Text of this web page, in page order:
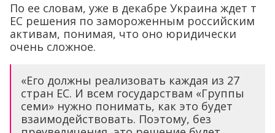
По ее словам, уже в декабре Украина ждет т
ЕС решения по замороженным российским
активам, понимая, что оно юридически
очень сложное.
«Его должны реализовать каждая из 27
стран ЕС. И всем государствам «Группы
семи» нужно понимать, как это будет
взаимодействовать. Поэтому, без